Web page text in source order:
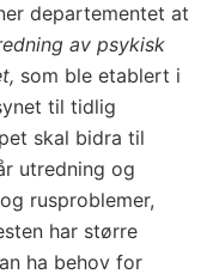
departementet at
av psykisk
som ble etablert i
til tidlig
skal bidra til
utredning og
rusproblemer,
har større
ha behov for